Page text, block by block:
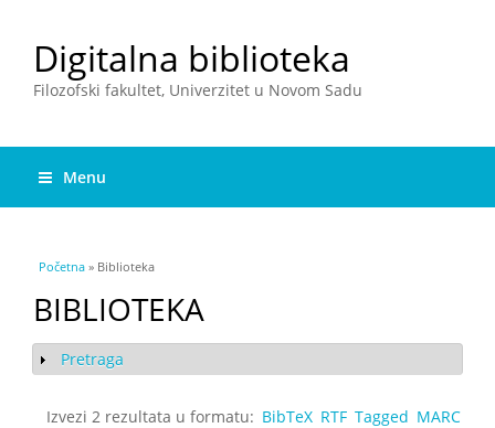
Digitalna biblioteka
Filozofski fakultet, Univerzitet u Novom Sadu
Menu
You are here
Početna » Biblioteka
BIBLIOTEKA
Show
Pretraga
Izvezi 2 rezultata u formatu: BibTeX RTF Tagged MARC